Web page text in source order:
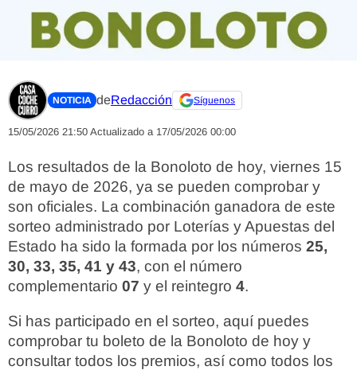
NOTICIA deRedacción Síguenos
15/05/2026 21:50 Actualizado a 17/05/2026 00:00
Los resultados de la Bonoloto de hoy, viernes 15
de mayo de 2026, ya se pueden comprobar y
son oficiales. La combinación ganadora de este
sorteo administrado por Loterías y Apuestas del
Estado ha sido la formada por los números 25,
30, 33, 35, 41 y 43, con el número
complementario 07 y el reintegro 4.
Si has participado en el sorteo, aquí puedes
comprobar tu boleto de la Bonoloto de hoy y
consultar todos los premios, así como todos los